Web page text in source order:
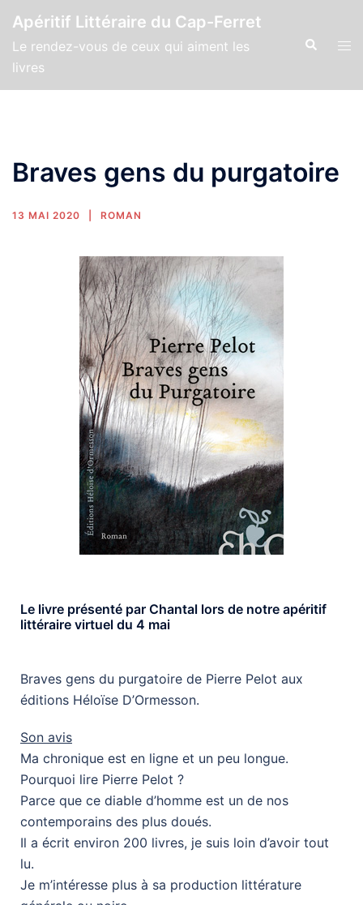
Apéritif Littéraire du Cap-Ferret
Le rendez-vous de ceux qui aiment les
livres
Braves gens du purgatoire
13 MAI 2020 ROMAN
Le livre présenté par Chantal lors de notre apéritif
littéraire virtuel du 4 mai
Braves gens du purgatoire de Pierre Pelot aux
éditions Héloïse D’Ormesson.
Son avis
Ma chronique est en ligne et un peu longue.
Pourquoi lire Pierre Pelot ?
Parce que ce diable d’homme est un de nos
contemporains des plus doués.
Il a écrit environ 200 livres, je suis loin d’avoir tout
lu.
Je m’intéresse plus à sa production littérature